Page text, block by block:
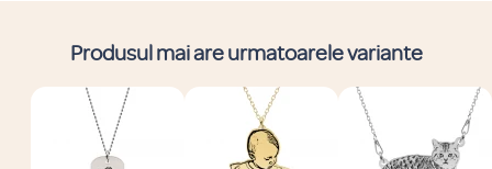
Produsul mai are urmatoarele variante